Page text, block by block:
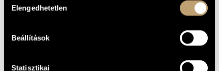
kiválasztása
Elengedhetetlen
Beállítások
Statisztikai
RÉSZEK
2. (quasi allegretto)
3.